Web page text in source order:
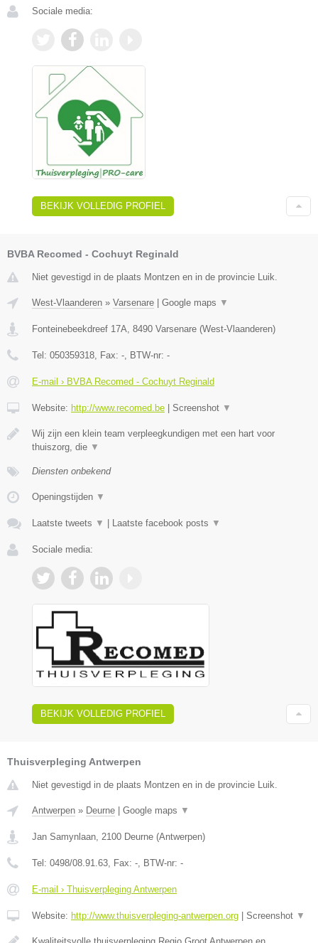
Sociale media:
BEKIJK VOLLEDIG PROFIEL
BVBA Recomed - Cochuyt Reginald
Niet gevestigd in de plaats Montzen en in de provincie Luik.
West-Vlaanderen » Varsenare | Google maps ▼
Fonteinebeekdreef 17A 8490 Varsenare (West-Vlaanderen)
Tel: 050359318 , Fax: - , BTW-nr: -
E-mail › BVBA Recomed - Cochuyt Reginald
Website: http://www.recomed.be | Screenshot ▼
Wij zijn een klein team verpleegkundigen met een hart voor
thuiszorg, die ▼
Diensten onbekend
Openingstijden ▼
Laatste tweets ▼ | Laatste facebook posts ▼
Sociale media:
BEKIJK VOLLEDIG PROFIEL
Thuisverpleging Antwerpen
Niet gevestigd in de plaats Montzen en in de provincie Luik.
Antwerpen » Deurne | Google maps ▼
Jan Samynlaan 2100 Deurne (Antwerpen)
Tel: 0498/08.91.63 , Fax: - , BTW-nr: -
E-mail › Thuisverpleging Antwerpen
Website: http://www.thuisverpleging-antwerpen.org | Screenshot ▼